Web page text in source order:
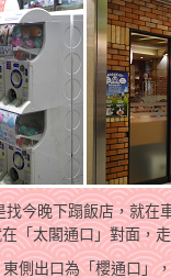
今晚下蹋飯店，就在
「太閣通口」對面，
側出口為「櫻通口」